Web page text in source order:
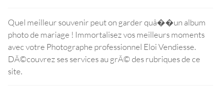
Quel meilleur souvenir peut on garder quâ��un album
photo de mariage ! Immortalisez vos meilleurs moments
avec votre Photographe professionnel Eloi Vendiesse.
DÃ©couvrez ses services au grÃ©des rubriques de ce
site.